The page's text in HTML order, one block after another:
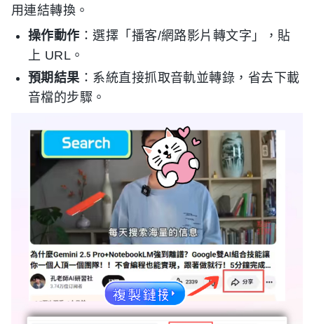
用連結轉換。
操作動作 ：選擇「播客/網路影片轉文字」，貼
上 URL。
預期結果 ：系統直接抓取音軌並轉錄，省去下載
音檔的步驟。